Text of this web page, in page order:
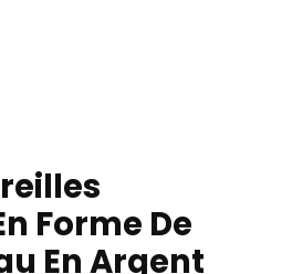
Forme De
En Argent